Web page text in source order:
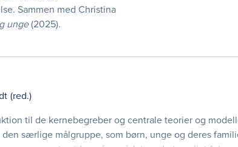
Sammen med Christina
unge(2025).
(red.)
til de kernebegreber og centrale teorier og
særlige målgruppe, som børn, unge og deres